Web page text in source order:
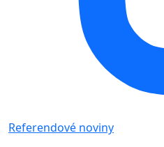
Referendové noviny